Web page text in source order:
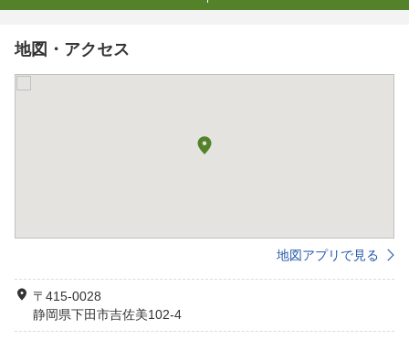
地図・アクセス
地図アプリで見る
〒415-0028
静岡県下田市吉佐美102-4